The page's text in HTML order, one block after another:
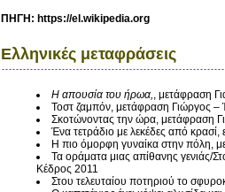
ΠΗΓΗ: https://el.wikipedia.org
Ελληνικές μεταφράσεις
Η απουσία του ήρωα,, μετάφραση
Τοστ ζαμπόν, μετάφραση Γιώργος
Σκοτώνοντας την ώρα, μετάφραση
Ένα τετράδιο με λεκέδες από
Η πιο όμορφη γυναίκα στην πόλη,
Τα οράματα μιας απίθανης γενιάς/
Κέδρος 2011
Στου τελευταίου ποτηριού το